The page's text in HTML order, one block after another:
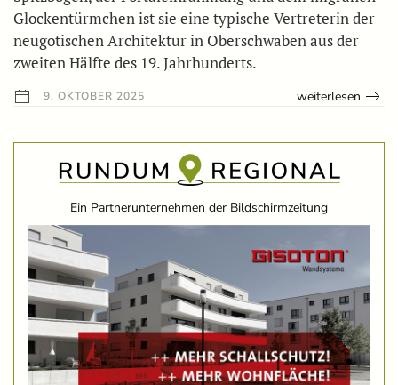
Glockentürmchen ist sie eine typische Vertreterin der
neugotischen Architektur in Oberschwaben aus der
zweiten Hälfte des 19. Jahrhunderts.
9. OKTOBER 2025 weiterlesen
Ein Partnerunternehmen der Bildschirmzeitung